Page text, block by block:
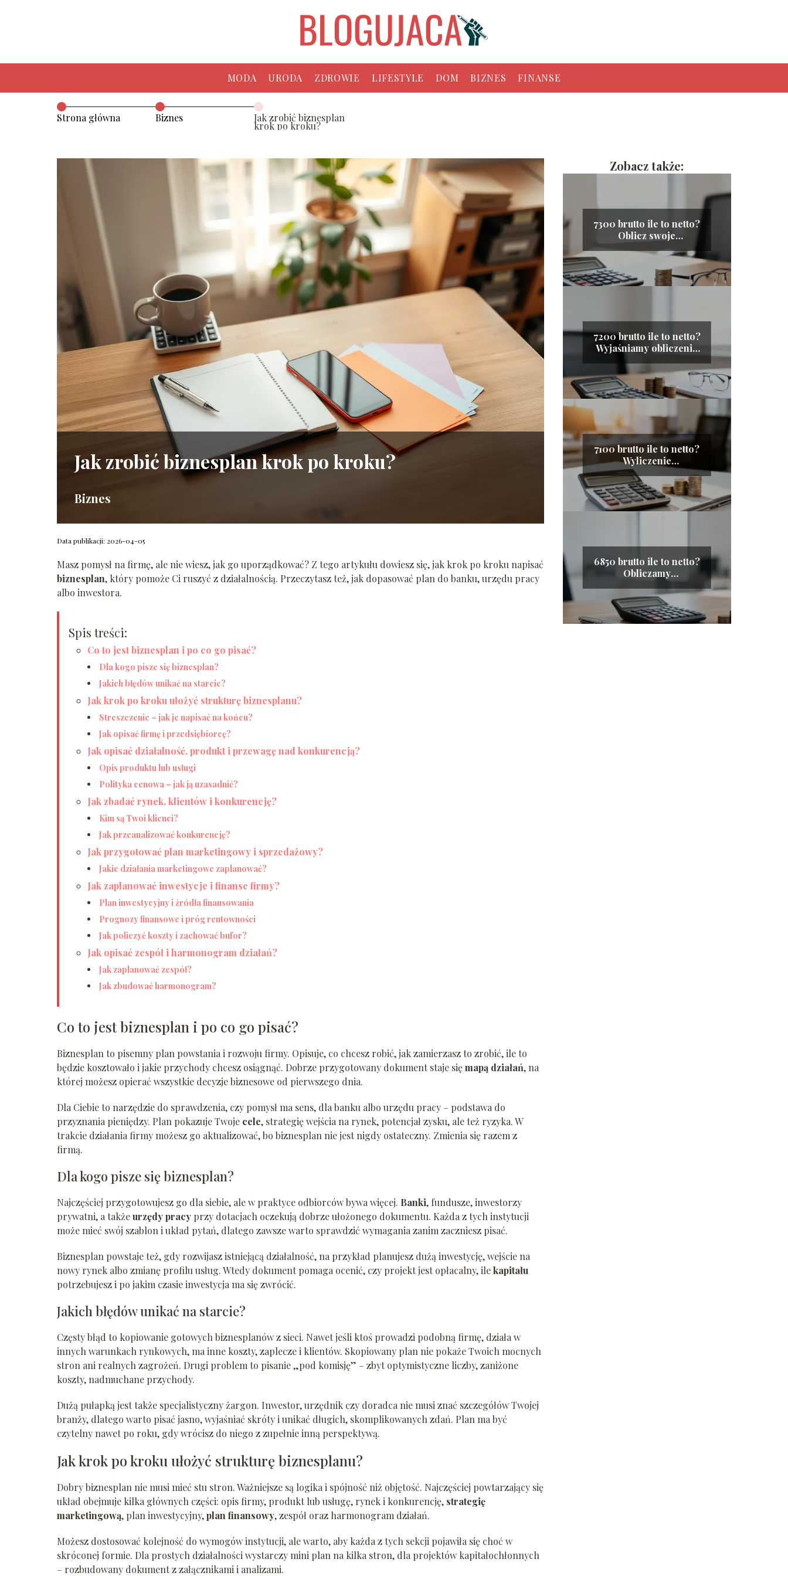
MODA URODA ZDROWIE LIFESTYLE DOM BIZNES FINANSE
Strona główna Biznes Jak zrobić biznesplan
krok po kroku?
Jak zrobić biznesplan krok po kroku?
Biznes
Data publikacji: 2026-04-05
Masz pomysł na firmę, ale nie wiesz, jak go uporządkować? Z tego artykułu dowiesz się, jak krok po kroku napisać
biznesplan, który pomoże Ci ruszyć z działalnością. Przeczytasz też, jak dopasować plan do banku, urzędu pracy
albo inwestora.
Spis treści:
Co to jest biznesplan i po co go pisać?
Dla kogo pisze się biznesplan?
Jakich błędów unikać na starcie?
Jak krok po kroku ułożyć strukturę biznesplanu?
Streszczenie – jak je napisać na końcu?
Jak opisać firmę i przedsiębiorcę?
Jak opisać działalność, produkt i przewagę nad konkurencją?
Opis produktu lub usługi
Polityka cenowa – jak ją uzasadnić?
Jak zbadać rynek, klientów i konkurencję?
Kim są Twoi klienci?
Jak przeanalizować konkurencję?
Jak przygotować plan marketingowy i sprzedażowy?
Jakie działania marketingowe zaplanować?
Jak zaplanować inwestycje i finanse firmy?
Plan inwestycyjny i źródła finansowania
Prognozy finansowe i próg rentowności
Jak policzyć koszty i zachować bufor?
Jak opisać zespół i harmonogram działań?
Jak zaplanować zespół?
Jak zbudować harmonogram?
Co to jest biznesplan i po co go pisać?
Biznesplan to pisemny plan powstania i rozwoju firmy. Opisuje, co chcesz robić, jak zamierzasz to zrobić, ile to
będzie kosztowało i jakie przychody chcesz osiągnąć. Dobrze przygotowany dokument staje sięmapą działań, na
której możesz opierać wszystkie decyzje biznesowe od pierwszego dnia.
Dla Ciebie to narzędzie do sprawdzenia, czy pomysł ma sens, dla banku albo urzędu pracy – podstawa do
przyznania pieniędzy. Plan pokazuje Twoje cele, strategię wejścia na rynek, potencjał zysku, ale też ryzyka. W
trakcie działania firmy możesz go aktualizować, bo biznesplan nie jest nigdy ostateczny. Zmienia się razem z
firmą.
Dla kogo pisze się biznesplan?
Najczęściej przygotowujesz go dla siebie, ale w praktyce odbiorców bywa więcej. Banki, fundusze, inwestorzy
prywatni, a takżeurzędy pracy przy dotacjach oczekują dobrze ułożonego dokumentu. Każda z tych instytucji
może mieć swój szablon i układ pytań, dlatego zawsze warto sprawdzić wymagania zanim zaczniesz pisać.
Biznesplan powstaje też, gdy rozwijasz istniejącą działalność, na przykład planujesz dużą inwestycję, wejście na
nowy rynek albo zmianę profilu usług. Wtedy dokument pomaga ocenić, czy projekt jest opłacalny, ilekapitału
potrzebujesz i po jakim czasie inwestycja ma się zwrócić.
Jakich błędów unikać na starcie?
Częsty błąd to kopiowanie gotowych biznesplanów z sieci. Nawet jeśli ktoś prowadzi podobną firmę, działa w
innych warunkach rynkowych, ma inne koszty, zaplecze i klientów. Skopiowany plan nie pokaże Twoich mocnych
stron ani realnych zagrożeń. Drugi problem to pisanie „pod komisję” – zbyt optymistyczne liczby, zaniżone
koszty, nadmuchane przychody.
Dużą pułapką jest także specjalistyczny żargon. Inwestor, urzędnik czy doradca nie musi znać szczegółów Twojej
branży, dlatego warto pisać jasno, wyjaśniać skróty i unikać długich, skomplikowanych zdań. Plan ma być
czytelny nawet po roku, gdy wrócisz do niego z zupełnie inną perspektywą.
Jak krok po kroku ułożyć strukturę biznesplanu?
Dobry biznesplan nie musi mieć stu stron. Ważniejsze są logika i spójność niż objętość. Najczęściej powtarzający się
układ obejmuje kilka głównych części: opis firmy, produkt lub usługę, rynek i konkurencję, strategię
marketingową, plan inwestycyjny,plan finansowy, zespół oraz harmonogram działań.
Możesz dostosować kolejność do wymogów instytucji, ale warto, aby każda z tych sekcji pojawiła się choć w
skróconej formie. Dla prostych działalności wystarczy mini plan na kilka stron, dla projektów kapitałochłonnych
– rozbudowany dokument z załącznikami i analizami.
Zobacz także:
7300 brutto ile to netto?
Oblicz swoje
wynagrodzenie
7200 brutto ile to netto?
Wyjaśniamy obliczenia
7100 brutto ile to netto?
Wyliczenie
wynagrodzenia
6850 brutto ile to netto?
Obliczamy
wynagrodzenie na rękę